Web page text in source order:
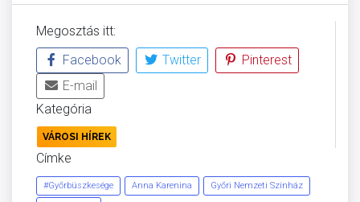
Megosztás itt:
Facebook
Twitter
Pinterest
E-mail
Kategória
VÁROSI HÍREK
Címke
#Győrbüszkesége Anna Karenina
Győri Nemzeti Színház